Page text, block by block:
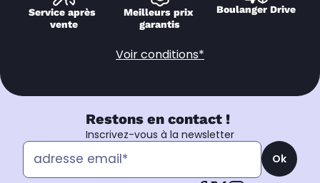
Service après
vente
Meilleurs prix
garantis
Boulanger Drive
Voir conditions*
Restons en contact !
Inscrivez-vous à la newsletter
Ok